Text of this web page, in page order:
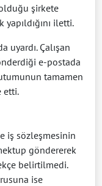
şirkete
iletti.
uyardı. Çalışan
e-postada
tamamen
etti.
iş sözleşmesinin
göndererek
belirtilmedi.
ise